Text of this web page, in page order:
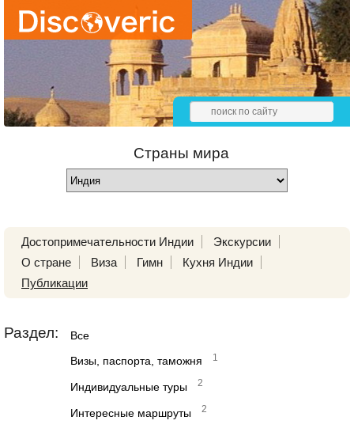
Страны мира
Достопримечательности Индии
Экскурсии
О стране
Виза Гимн
Кухня Индии
Публикации
Раздел: Все
Визы, паспорта, таможня 1
Индивидуальные туры 2
Интересные маршруты 2